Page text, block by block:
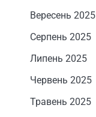
Вересень 2025
Серпень 2025
Липень 2025
Червень 2025
Травень 2025